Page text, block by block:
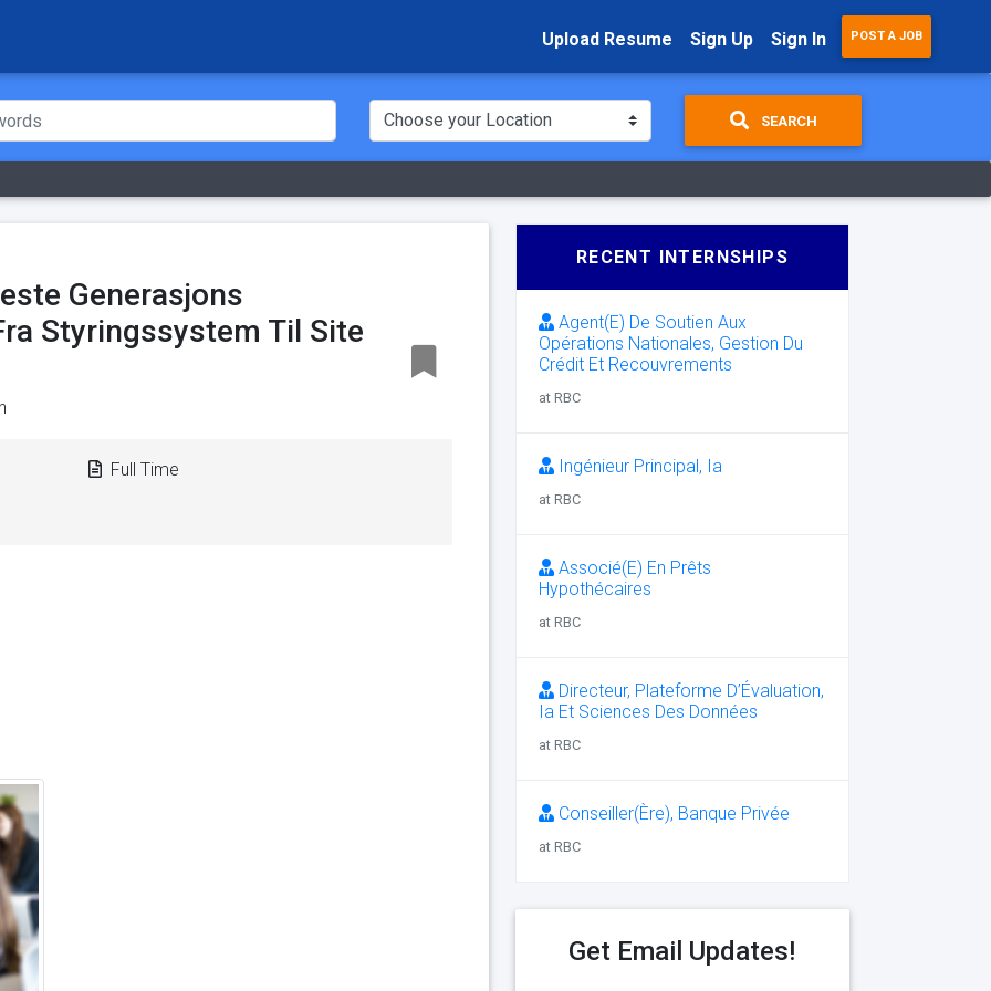
Upload Resume Sign Up Sign In POST A JOB
SEARCH
Generasjons
Styringssystem Til Site
Full Time
RECENT INTERNSHIPS
Agent(E) De Soutien Aux
Opérations Nationales, Gestion Du
Crédit Et Recouvrements
at RBC
Ingénieur Principal, Ia
at RBC
Associé(E) En Prêts
Hypothécaires
at RBC
Directeur, Plateforme D’Évaluation,
Ia Et Sciences Des Données
at RBC
Conseiller(Ère), Banque Privée
at RBC
Get Email Updates!